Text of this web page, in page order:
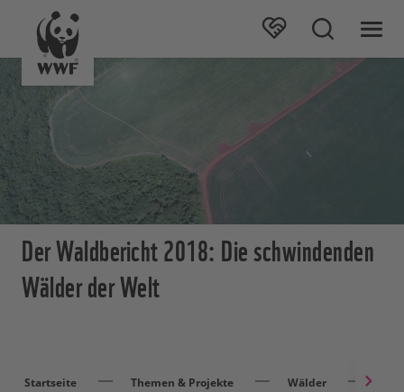
Der Waldbericht 2018: Die schwindenden
Wälder der Welt
Startseite Themen & Projekte Wälder